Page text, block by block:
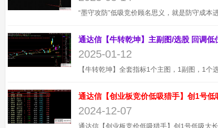
2025-01-12
通达信【创业板竞价低吸猎手】创1号
2024-12-07